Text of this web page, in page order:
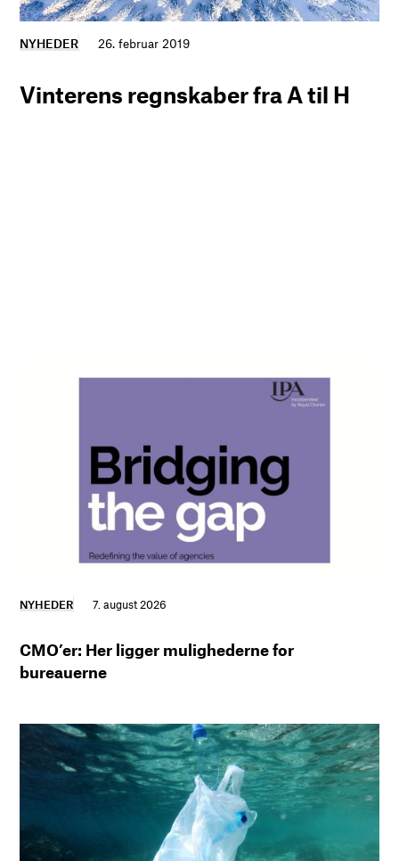
NYHEDER 26. februar 2019
Vinterens regnskaber fra A til H
NYHEDER 7. august 2026
CMO’er: Her ligger mulighederne for
bureauerne